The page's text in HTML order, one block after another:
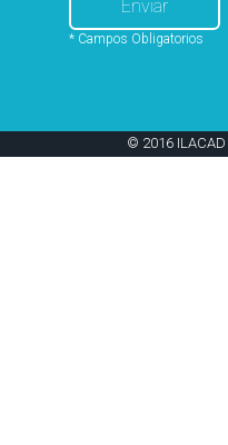
* Campos Obligatorios
© 2016